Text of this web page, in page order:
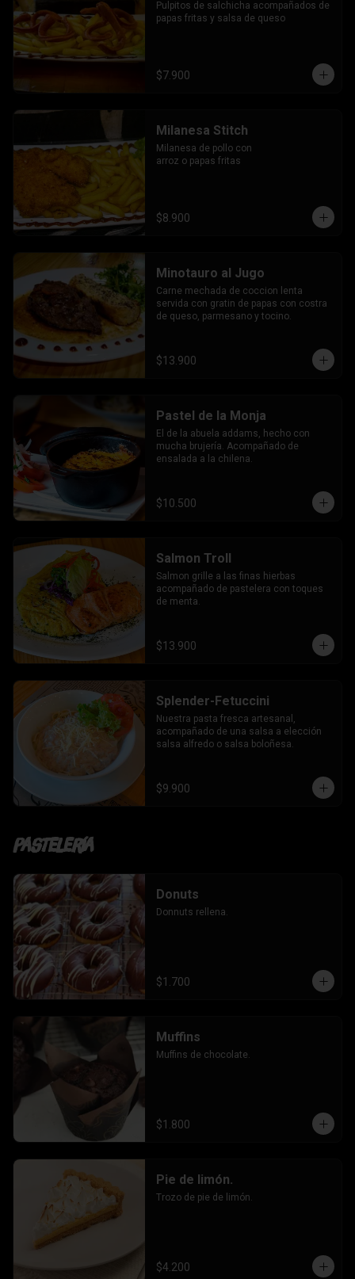
Pulpitos de salchicha acompañados de
papas fritas y salsa de queso
$7.900
Milanesa Stitch
Milanesa de pollo con
arroz o papas fritas
$8.900
Minotauro al Jugo
Carne mechada de coccion lenta
servida con gratin de papas con costra
de queso, parmesano y tocino.
$13.900
Pastel de la Monja
El de la abuela addams, hecho con
mucha brujería. Acompañado de
ensalada a la chilena.
$10.500
Salmon Troll
Salmon grille a las finas hierbas
acompañado de pastelera con toques
de menta.
$13.900
Splender-Fetuccini
Nuestra pasta fresca artesanal,
acompañado de una salsa a elección
salsa alfredo o salsa boloñesa.
$9.900
Pastelería
Donuts
Donnuts rellena.
$1.700
Muffins
Muffins de chocolate.
$1.800
Pie de limón.
Trozo de pie de limón.
$4.200